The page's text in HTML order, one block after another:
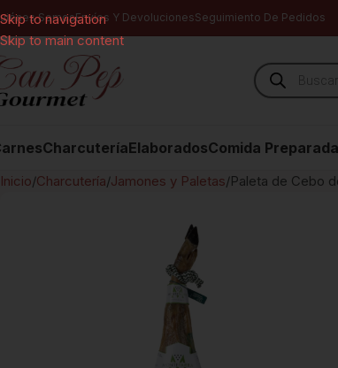
Skip to navigation
Skip to main content
SomosEnvíos Y DevolucionesSeguimiento De Pedidos
CharcuteríaElaboradosComida Preparada
Inicio Charcutería Jamones y Paletas Paleta de Cebo